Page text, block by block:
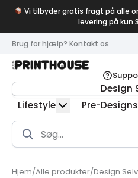
Vi tilbyder gratis fragt på alle
levering på kun
Brug for hjælp? Kontakt os
Design
Lifestyle
Pre-Designs
Products
search
Hjem/Alle produkter/Design Selv